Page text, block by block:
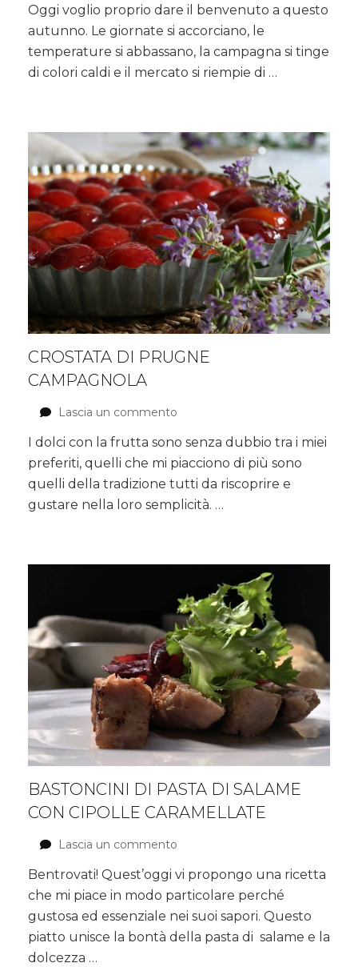
di
zucca
con
amaretti
Oggi voglio proprio dare il benvenuto a questo
autunno. Le giornate si accorciano, le
temperature si abbassano, la campagna si tinge
di colori caldi e il mercato si riempie di …
CROSTATA DI PRUGNE
CAMPAGNOLA
Lascia un commento
di
prugne
campagnola
I dolci con la frutta sono senza dubbio tra i miei
preferiti, quelli che mi piacciono di più sono
quelli della tradizione tutti da riscoprire e
gustare nella loro semplicità. …
BASTONCINI DI PASTA DI SALAME
CON CIPOLLE CARAMELLATE
Lascia un commento
di
pasta
di
salame
con
Bentrovati! Quest’oggi vi propongo una ricetta
che mi piace in modo particolare perché
gustosa ed essenziale nei suoi sapori. Questo
piatto unisce la bontà della pasta di salame e la
dolcezza …